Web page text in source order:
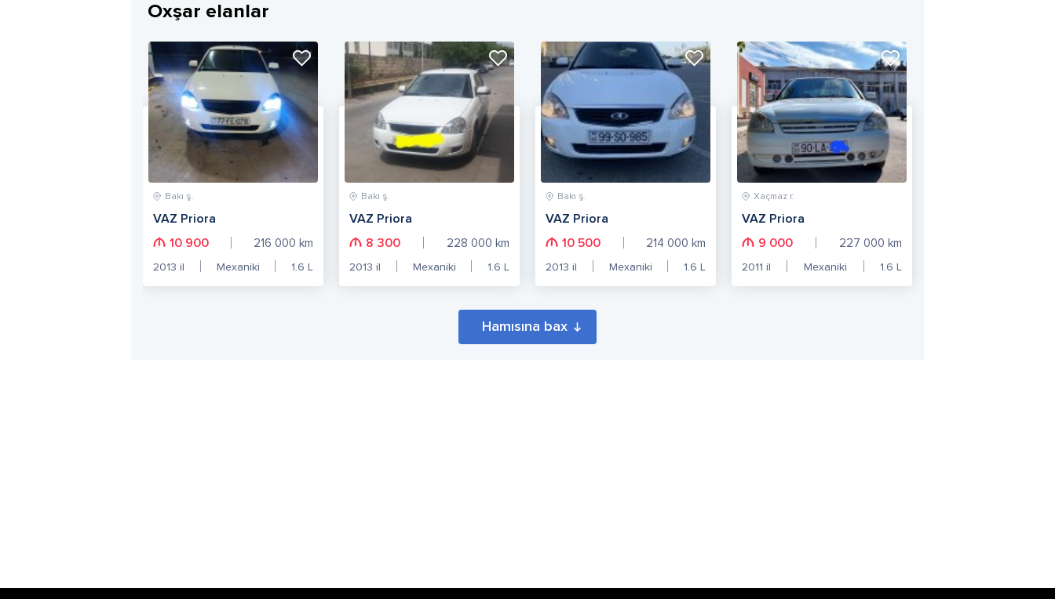
Oxşar elanlar
Bakı ş.
VAZ Priora
10 900
216 000 km
2013 il Mexaniki 1.6 L
Bakı ş.
VAZ Priora
8 300
228 000 km
2013 il Mexaniki 1.6 L
Bakı ş.
VAZ Priora
10 500
214 000 km
2013 il Mexaniki 1.6 L
Xaçmaz r.
VAZ Priora
9 000
227 000 km
2011 il Mexaniki 1.6 L
Hamısına bax